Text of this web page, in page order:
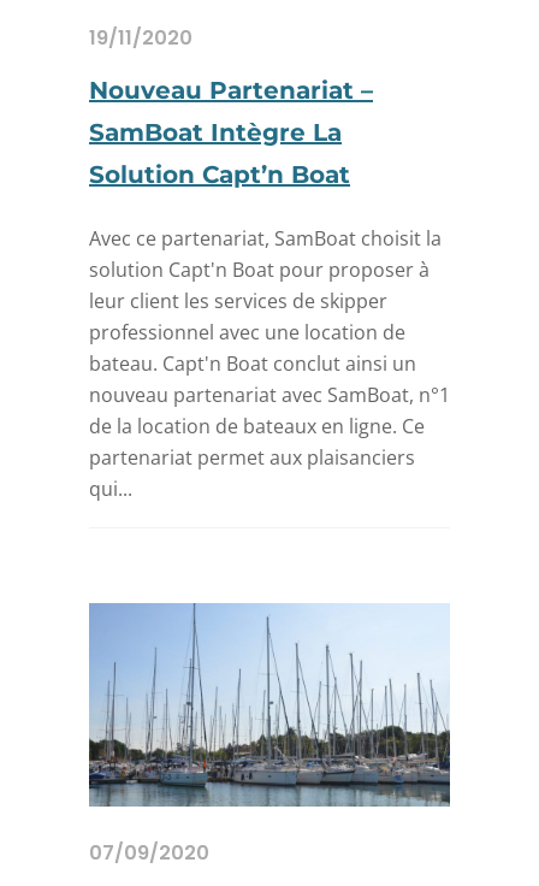
19/11/2020
Nouveau Partenariat –
SamBoat Intègre La
Solution Capt’n Boat
Avec ce partenariat, SamBoat choisit la
solution Capt'n Boat pour proposer à
leur client les services de skipper
professionnel avec une location de
bateau. Capt'n Boat conclut ainsi un
nouveau partenariat avec SamBoat, n°1
de la location de bateaux en ligne. Ce
partenariat permet aux plaisanciers
qui...
07/09/2020